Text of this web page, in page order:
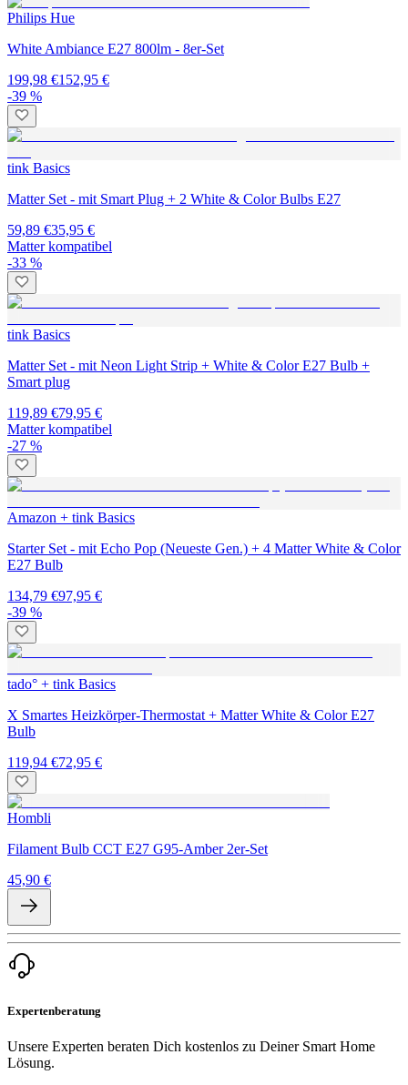
Philips Hue
White Ambiance E27 800lm - 8er-Set
199,98 €152,95 €
-39 %
tink Basics
Matter Set - mit Smart Plug + 2 White & Color Bulbs E27
59,89 €35,95 €
Matter kompatibel
-33 %
tink Basics
Matter Set - mit Neon Light Strip + White & Color E27 Bulb +
Smart plug
119,89 €79,95 €
Matter kompatibel
-27 %
Amazon + tink Basics
Starter Set - mit Echo Pop (Neueste Gen.) + 4 Matter White & Color
E27 Bulb
134,79 €97,95 €
-39 %
tado° + tink Basics
X Smartes Heizkörper-Thermostat + Matter White & Color E27
Bulb
119,94 €72,95 €
Hombli
Filament Bulb CCT E27 G95-Amber 2er-Set
45,90 €
Expertenberatung
Unsere Experten beraten Dich kostenlos zu Deiner Smart Home
Lösung.